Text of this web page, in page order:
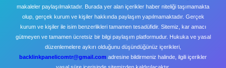
makaleler paylaşılmaktadır. Burada yer alan içerikler haber niteliği taşımamakta
olup, gerçek kurum ve kişiler hakkında paylaşım yapılmamaktadır. Gerçek
kurum ve kişiler ile isim benzerlikleri tamamen tesadüfidir. Sitemiz, kar amacı
gütmeyen ve tamamen ücretsiz bir bilgi paylaşım platformudur. Hukuka ve yasal
düzenlemelere aykırı olduğunu düşündüğünüz içerikleri,
backlinkpanelicomtr@gmail.com adresine bildirmeniz halinde, ilgili içerikler
yasal süre içerisinde sitemizden kaldırılacaktır.